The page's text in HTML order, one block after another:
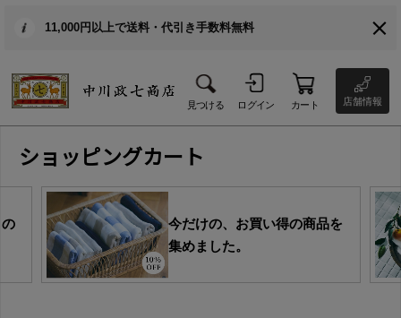
11,000円以上で送料・代引き手数料無料
見つける ログイン カート 店舗情報
ショッピングカート
今だけの、お買い得の商品を
集めました。